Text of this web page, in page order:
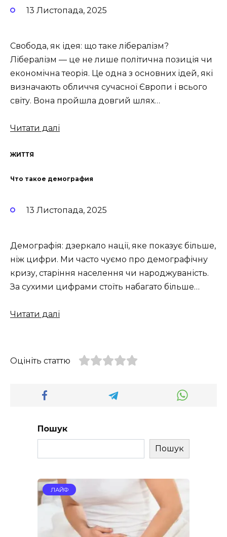
13 Листопада, 2025
Свобода, як ідея: що таке лібералізм?
Лібералізм — це не лише політична позиція чи
економічна теорія. Це одна з основних ідей, які
визначають обличчя сучасної Європи і всього
світу. Вона пройшла довгий шлях…
Читати далі
ЖИТТЯ
Что такое демография
13 Листопада, 2025
Демографія: дзеркало нації, яке показує більше,
ніж цифри. Ми часто чуємо про демографічну
кризу, старіння населення чи народжуваність.
За сухими цифрами стоїть набагато більше…
Читати далі
Оцініть статтю
Пошук
Пошук
ЛАЙФ